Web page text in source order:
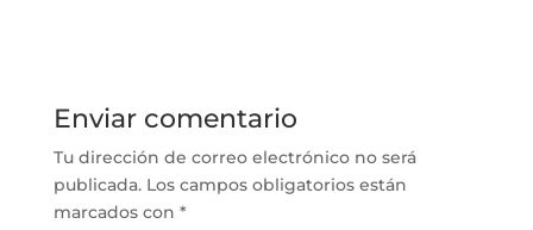
Enviar comentario
Tu dirección de correo electrónico no será
publicada. Los campos obligatorios están
marcados con *